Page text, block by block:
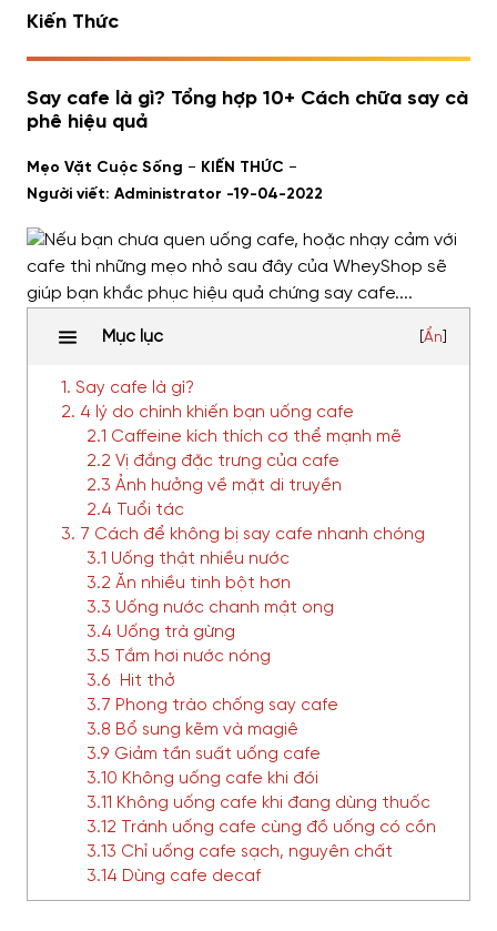
Kiến Thức
Say cafe là gì? Tổng hợp 10+ Cách chữa say cà
phê hiệu quả
Mẹo Vặt Cuộc Sống - KIẾN THỨC -
Người viết: Administrator -19-04-2022
Mục lục Ẩn
1. Say cafe là gì?
2. 4 lý do chính khiến bạn uống cafe
2.1 Caffeine kích thích cơ thể mạnh mẽ
2.2 Vị đắng đặc trưng của cafe
2.3 Ảnh hưởng về mặt di truyền
2.4 Tuổi tác
3. 7 Cách để không bị say cafe nhanh chóng
3.1 Uống thật nhiều nước
3.2 Ăn nhiều tinh bột hơn
3.3 Uống nước chanh mật ong
3.4 Uống trà gừng
3.5 Tắm hơi nước nóng
3.6 Hit thở
3.7 Phong trào chống say cafe
3.8 Bổ sung kẽm và magiê
3.9 Giảm tần suất uống cafe
3.10 Không uống cafe khi đói
3.11 Không uống cafe khi đang dùng thuốc
3.12 Tránh uống cafe cùng đồ uống có cồn
3.13 Chỉ uống cafe sạch, nguyên chất
3.14 Dùng cafe decaf